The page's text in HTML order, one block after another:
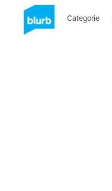
Categorie